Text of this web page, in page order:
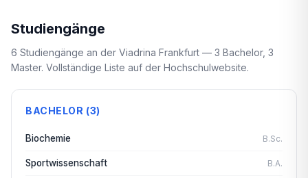
Studiengänge
6 Studiengänge an der Viadrina Frankfurt — 3 Bachelor, 3
Master. Vollständige Liste auf der Hochschulwebsite.
BACHELOR (3)
Biochemie B.Sc.
Sportwissenschaft B.A.